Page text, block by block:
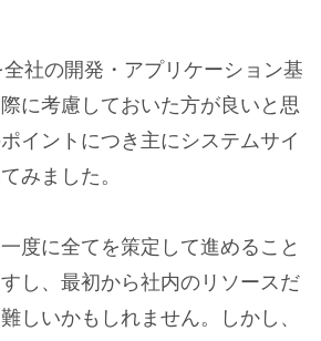
全社の開発・アプリケーション基
に考慮しておいた方が良いと思
イントにつき主にシステムサイ
みました。
度に全てを策定して進めること
し、最初から社内のリソースだ
しいかもしれません。しかし、